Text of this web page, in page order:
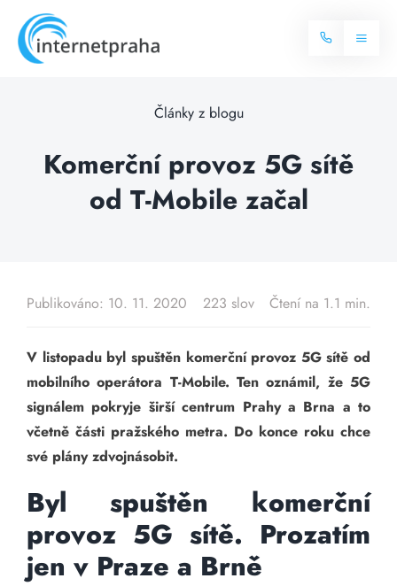
content
Toggle
Balíčky internetu
Televize
Blog
Kontakt
Články z blogu
Komerční provoz 5G sítě
od T-Mobile začal
Publikováno: 10. 11. 2020 223 slov Čtení na 1.1 min.
V listopadu byl spuštěn komerční provoz 5G sítě od
mobilního operátora T-Mobile. Ten oznámil, že 5G
signálem pokryje širší centrum Prahy a Brna a to
včetně části pražského metra. Do konce roku chce
své plány zdvojnásobit.
Byl spuštěn komerční
provoz 5G sítě. Prozatím
jen v Praze a Brně